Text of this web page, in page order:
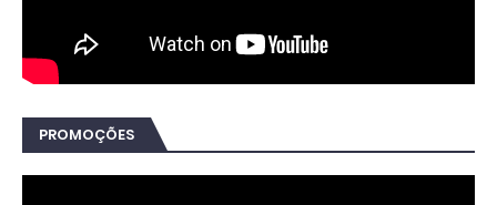
PROMOÇÕES